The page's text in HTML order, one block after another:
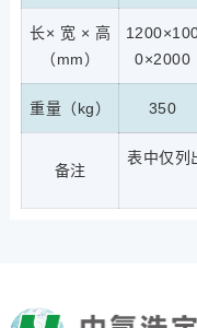
长× 宽 × 高
（mm）
0×2000
重量（kg） 350
备注
表中仅列